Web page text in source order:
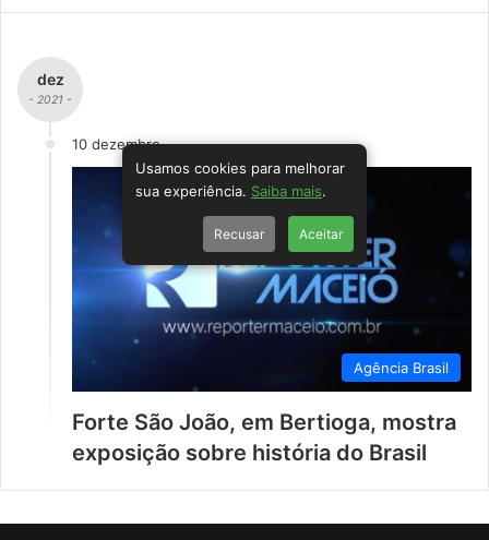
dez
- 2021 -
10 dezembro
Agência Brasil
Forte São João, em Bertioga, mostra
exposição sobre história do Brasil
Usamos cookies para melhorar
sua experiência. Saiba mais.
Recusar Aceitar